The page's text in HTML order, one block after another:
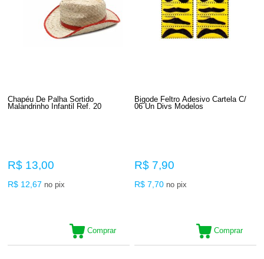
Chapéu De Palha Sortido
Malandrinho Infantil Ref. 20
R$ 13,00
R$ 12,67 no pix
Comprar
Bigode Feltro Adesivo Cartela C/
06 Un Divs Modelos
R$ 7,90
R$ 7,70 no pix
Comprar